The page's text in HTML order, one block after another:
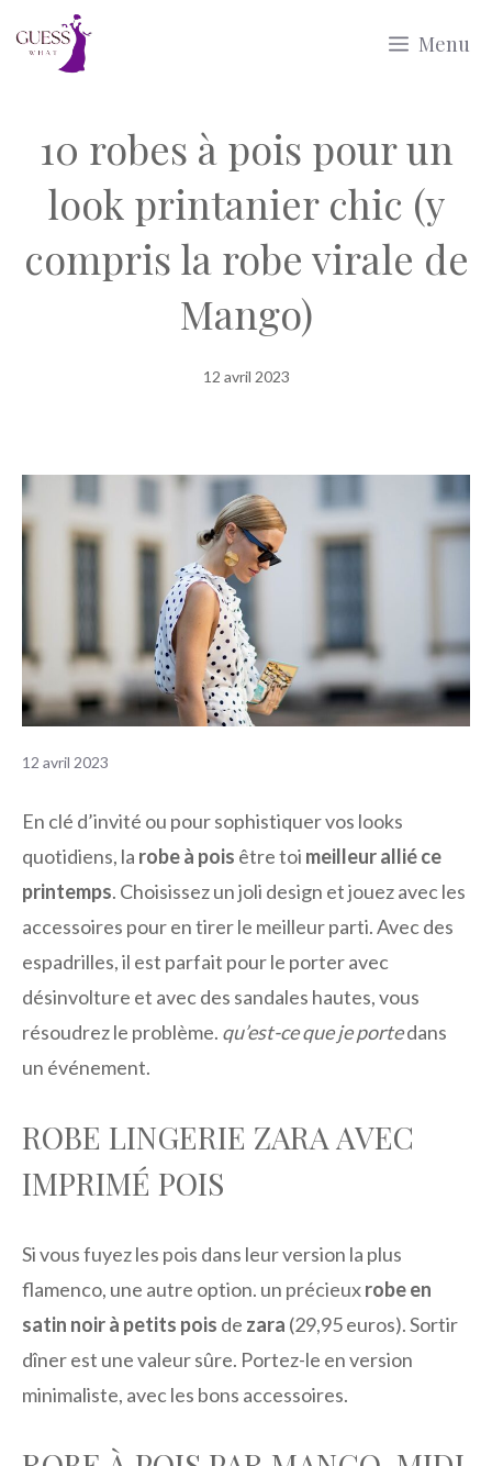
Menu
10 robes à pois pour un
look printanier chic (y
compris la robe virale de
Mango)
12 avril 2023
12 avril 2023
En clé d’invité ou pour sophistiquer vos looks
quotidiens, la robe à pois être toi meilleur allié ce
printemps. Choisissez un joli design et jouez avec les
accessoires pour en tirer le meilleur parti. Avec des
espadrilles, il est parfait pour le porter avec
désinvolture et avec des sandales hautes, vous
résoudrez le problème. qu’est-ce que je portedans
un événement.
ROBE LINGERIE ZARA AVEC
IMPRIMÉ POIS
Si vous fuyez les pois dans leur version la plus
flamenco, une autre option. un précieuxrobe en
satin noir à petits pois de zara (29,95 euros). Sortir
dîner est une valeur sûre. Portez-le en version
minimaliste, avec les bons accessoires.